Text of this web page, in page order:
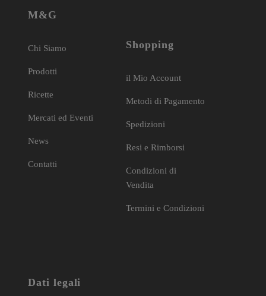
M&G
Chi Siamo
Prodotti
Ricette
Mercati ed Eventi
News
Contatti
Shopping
il Mio Account
Metodi di Pagamento
Spedizioni
Resi e Rimborsi
Condizioni di
Vendita
Termini e Condizioni
Dati legali